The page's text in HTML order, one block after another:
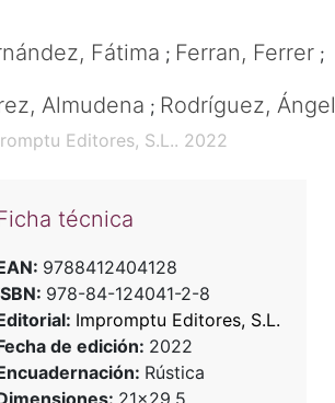
Fátima ; Ferran, Ferrer ;
Almudena ; Rodríguez, Ángel
Editores, S.L.. 2022
técnica
9788412404128
978-84-124041-2-8
Impromptu Editores, S.L.
de edición: 2022
Rústica